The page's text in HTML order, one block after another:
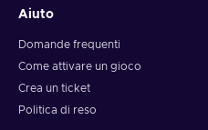
Aiuto
Domande frequenti
Come attivare un gioco
Crea un ticket
Politica di reso